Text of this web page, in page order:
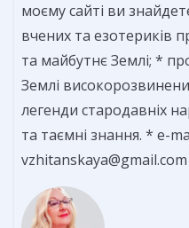
моєму сайті ви
вчених та езотериків
та майбутнє Землі; *
Землі
легенди стародавніх
та таємні знання. * e-
vzhitanskaya@gmail.com